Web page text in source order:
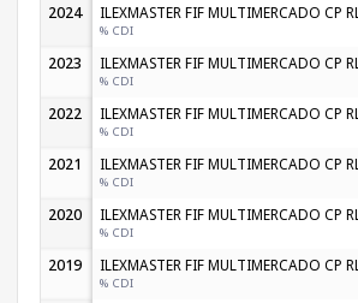
2024 ILEXMASTER FIF MULTIMERCADO CP RL
% CDI
2023 ILEXMASTER FIF MULTIMERCADO CP RL
% CDI
2022 ILEXMASTER FIF MULTIMERCADO CP RL
% CDI
2021 ILEXMASTER FIF MULTIMERCADO CP RL
% CDI
2020 ILEXMASTER FIF MULTIMERCADO CP RL
% CDI
2019 ILEXMASTER FIF MULTIMERCADO CP RL
% CDI